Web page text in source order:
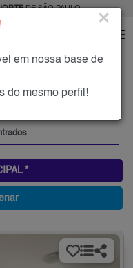
DE SÃO PAULO
*
×
em nossa base de
do mesmo perfil!